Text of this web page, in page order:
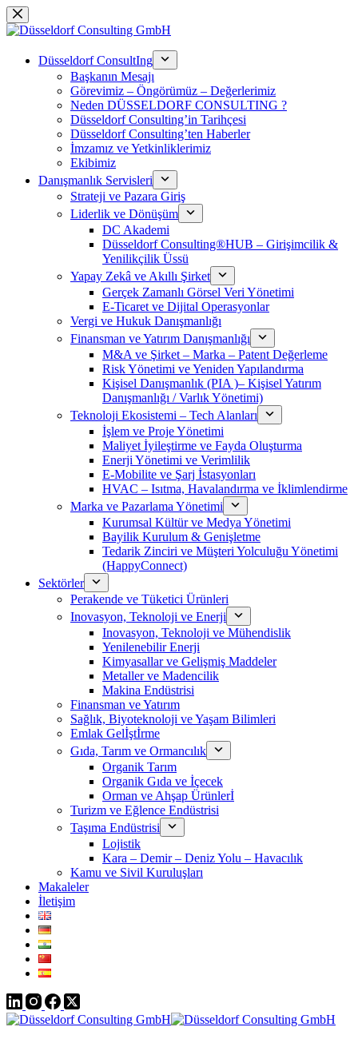
Skip
to
Düsseldorf ConsultIng
Başkanın Mesajı
Görevimiz – Öngörümüz – Değerlerimiz
Neden DÜSSELDORF CONSULTING ?
Düsseldorf Consulting’in Tarihçesi
Düsseldorf Consulting’ten Haberler
İmzamız ve Yetkinliklerimiz
Ekibimiz
Danışmanlık Servisleri
Strateji ve Pazara Giriş
Liderlik ve Dönüşüm
DC Akademi
Düsseldorf Consulting®HUB – Girişimcilik &
Yenilikçilik Üssü
Yapay Zekâ ve Akıllı Şirket
Gerçek Zamanlı Görsel Veri Yönetimi
E-Ticaret ve Dijital Operasyonlar
Vergi ve Hukuk Danışmanlığı
Finansman ve Yatırım Danışmanlığı
M&A ve Şirket – Marka – Patent Değerleme
Risk Yönetimi ve Yeniden Yapılandırma
Kişisel Danışmanlık (PIA )– Kişisel Yatırım
Danışmanlığı / Varlık Yönetimi)
Teknoloji Ekosistemi – Tech Alanları
İşlem ve Proje Yönetimi
Maliyet İyileştirme ve Fayda Oluşturma
Enerji Yönetimi ve Verimlilik
E-Mobilite ve Şarj İstasyonları
HVAC – Isıtma, Havalandırma ve İklimlendirme
Marka ve Pazarlama Yönetimi
Kurumsal Kültür ve Medya Yönetimi
Bayilik Kurulum & Genişletme
Tedarik Zinciri ve Müşteri Yolculuğu Yönetimi
(HappyConnect)
Sektörler
Perakende ve Tüketici Ürünleri
Inovasyon, Teknoloji ve Enerji
Inovasyon, Teknoloji ve Mühendislik
Yenilenebilir Enerji
Kimyasallar ve Gelişmiş Maddeler
Metaller ve Madencilik
Makina Endüstrisi
Finansman ve Yatırım
Sağlık, Biyoteknoloji ve Yaşam Bilimleri
Emlak Gelİştİrme
Gıda, Tarım ve Ormancılık
Organik Tarım
Organik Gıda ve İçecek
Orman ve Ahşap Ürünlerİ
Turizm ve Eğlence Endüstrisi
Taşıma Endüstrisi
Lojistik
Kara – Demir – Deniz Yolu – Havacılık
Kamu ve Sivil Kuruluşları
Makaleler
İletişim